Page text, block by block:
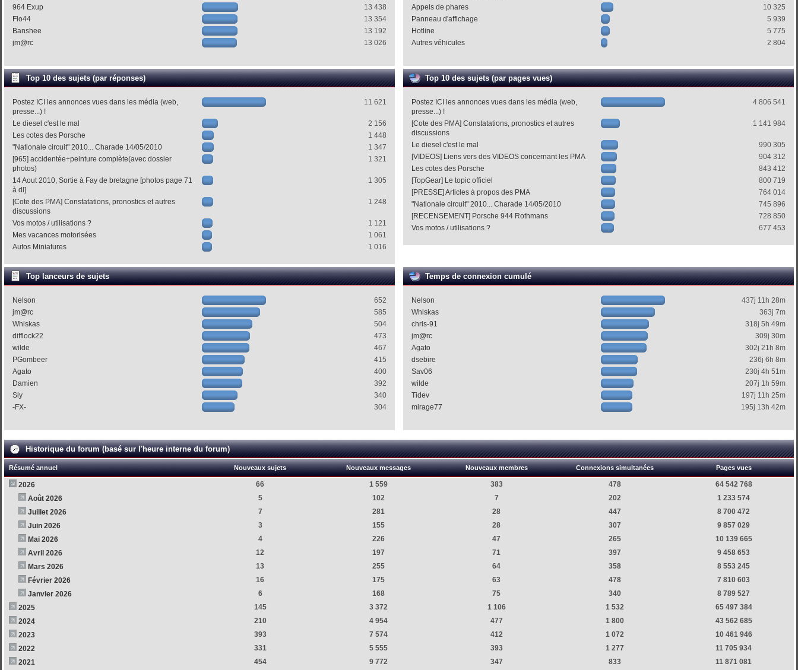
964 Exup
13 438
Flo44
13 354
Banshee
13 192
jm@rc
13 026
Appels de phares
10 325
Panneau d'affichage
5 939
Hotline
5 775
Autres véhicules
2 804
Top 10 des sujets (par réponses)
Postez ICI les annonces vues dans les média (web,
presse...) !
11 621
Le diesel c'est le mal
2 156
Les cotes des Porsche
1 448
"Nationale circuit" 2010... Charade 14/05/2010
1 347
[965] accidentée+peinture complète(avec dossier
photos)
1 321
14 Aout 2010, Sortie à Fay de bretagne [photos page 71
à dl]
1 305
[Cote des PMA] Constatations, pronostics et autres
discussions
1 248
Vos motos / utilisations ?
1 121
Mes vacances motorisées
1 061
Autos Miniatures
1 016
Top 10 des sujets (par pages vues)
Postez ICI les annonces vues dans les média (web,
presse...) !
4 806 541
[Cote des PMA] Constatations, pronostics et autres
discussions
1 141 984
Le diesel c'est le mal
990 305
[VIDEOS] Liens vers des VIDEOS concernant les PMA
904 312
Les cotes des Porsche
843 412
[TopGear] Le topic officiel
800 719
[PRESSE] Articles à propos des PMA
764 014
"Nationale circuit" 2010... Charade 14/05/2010
745 896
[RECENSEMENT] Porsche 944 Rothmans
728 850
Vos motos / utilisations ?
677 453
Top lanceurs de sujets
Nelson
652
jm@rc
585
Whiskas
504
difflock22
473
wilde
467
PGombeer
415
Agato
400
Damien
392
Sly
340
-FX-
304
Temps de connexion cumulé
Nelson
437j 11h 28m
Whiskas
363j 7m
chris-91
318j 5h 49m
jm@rc
309j 30m
Agato
302j 21h 8m
dsebire
236j 6h 8m
Sav06
230j 4h 51m
wilde
207j 1h 59m
Tidev
197j 11h 25m
mirage77
195j 13h 42m
Historique du forum (basé sur l'heure interne du forum)
Résumé annuel Nouveaux sujets Nouveaux messages Nouveaux membres Connexions simultanées Pages vues
2026 66 1 559 383 478
64 542 768
Août 2026
5 102 7 202
1 233 574
Juillet 2026
7 281 28 447
8 700 472
Juin 2026
3 155 28 307
9 857 029
Mai 2026
4 226 47 265
10 139 665
Avril 2026
12 197 71 397
9 458 653
Mars 2026
13 255 64 358
8 553 245
Février 2026
16 175 63 478
7 810 603
Janvier 2026
6 168 75 340
8 789 527
2025
145 3 372 1 106 1 532
65 497 384
2024
210 4 954 477 1 800
43 562 685
2023
393 7 574 412 1 072
10 461 946
2022
331 5 555 393 1 277
11 705 934
2021
454 9 772 347 833 11 871 081